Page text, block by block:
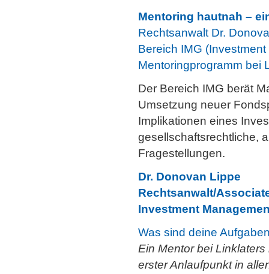
Mentoring hautnah –
Rechtsanwalt Dr.
Bereich IMG
Mentoringprogramm bei
Der Bereich IMG berät
Umsetzung neuer
Implikationen eines
gesellschaftsrechtliche,
Fragestellungen.
Dr. Donovan Lippe
Rechtsanwalt/
Investment
Was sind deine
Ein Mentor bei
erster Anlaufpunkt in